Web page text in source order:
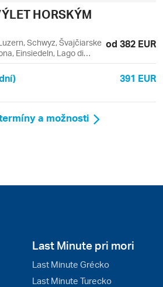
HORSKÝM
Schwyz, Švajčiarske
Einsiedeln, Lago di
od 382 EUR
391 EUR
a možnosti
Last Minute pri mori
Last Minute Grécko
Last Minute Turecko